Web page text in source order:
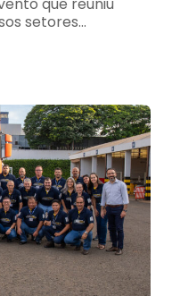
setores…